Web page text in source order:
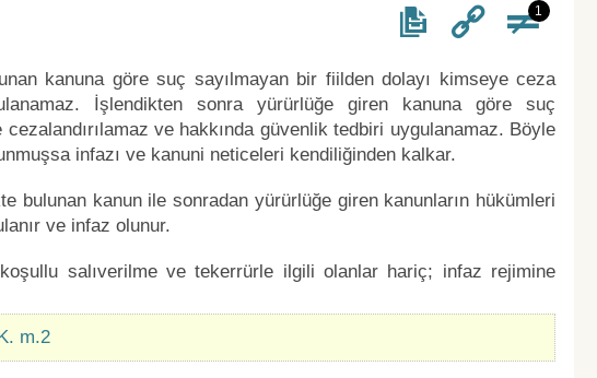
1
kanuna göre suç sayılmayan bir fiilden dolayı kimseye ceza
İşlendikten sonra yürürlüğe giren kanuna göre suç
ve hakkında güvenlik tedbiri uygulanamaz. Böyle
infazı ve kanuni neticeleri kendiliğinden kalkar.
bulunan kanun ile sonradan yürürlüğe giren kanunların hükümleri
ve infaz olunur.
salıverilme ve tekerrürle ilgili olanlar hariç; infaz rejimine
m.2